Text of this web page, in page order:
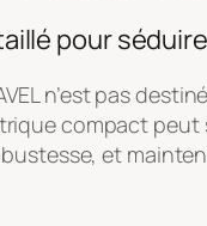
pour
n’est pas
compact
et